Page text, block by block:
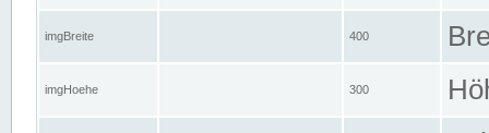
imgBreite 400
imgHoehe 300